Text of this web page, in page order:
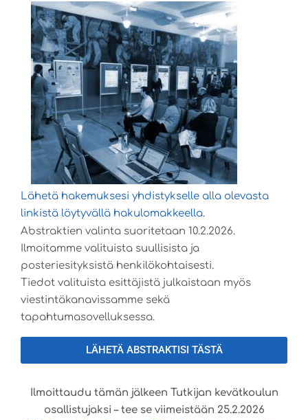
Lähetä hakemuksesi yhdistykselle alla olevasta
linkistä löytyvällä hakulomakkeella.
Abstraktien valinta suoritetaan 10.2.2026.
Ilmoitamme valituista suullisista ja
posteriesityksistä henkilökohtaisesti.
Tiedot valituista esittäjistä julkaistaan myös
viestintäkanavissamme sekä
tapahtumasovelluksessa.
LÄHETÄ ABSTRAKTISI TÄSTÄ
Ilmoittaudu tämän jälkeen Tutkijan kevätkoulun
osallistujaksi – tee se viimeistään 25.2.2026